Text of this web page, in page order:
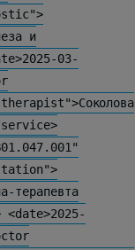
и
03-
терапевта
<date>2025-